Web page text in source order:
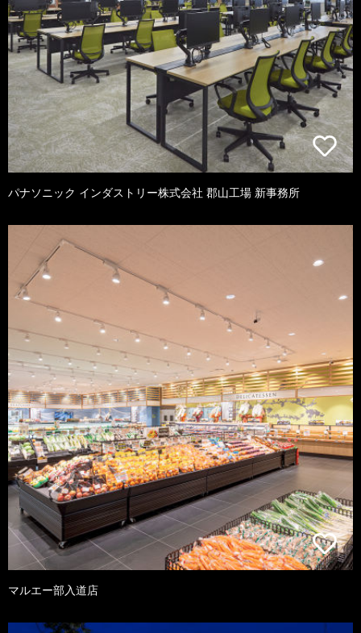
パナソニック インダストリー株式会社 郡山工場 新事務所
マルエー部入道店